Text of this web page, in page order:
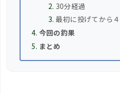
30分経過
最初に投げてから
今回の釣果
まとめ